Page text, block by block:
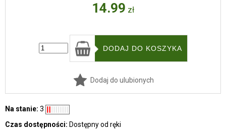
14.99 zł
Dodaj do ulubionych
Na stanie: 3
Czas dostępności: Dostępny od ręki